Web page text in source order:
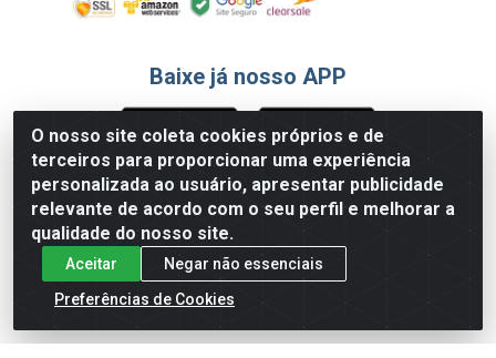
O nosso site coleta cookies próprios e de
terceiros para proporcionar uma experiência
personalizada ao usuário, apresentar publicidade
relevante de acordo com o seu perfil e melhorar a
qualidade do nosso site.
Aceitar
Negar não essenciais
Preferências de Cookies
Baixe já nosso APP
Formas de Pagamento